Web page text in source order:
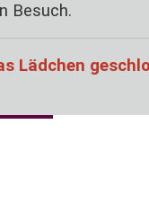
Besuch.
Lädchen